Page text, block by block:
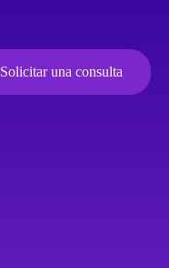
Solicitar una consulta